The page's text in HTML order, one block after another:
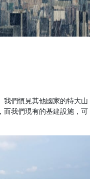
我們慣見其他國家的特大山
而我們現有的基建設施，可